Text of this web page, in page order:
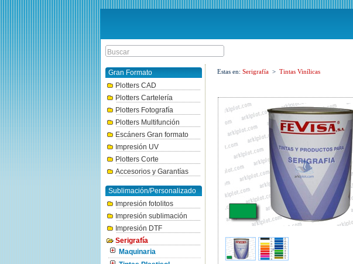
Gran Formato
Plotters CAD
Plotters Cartelería
Plotters Fotografía
Plotters Multifunción
Escáners Gran formato
Impresión UV
Plotters Corte
Accesorios y Garantías
Sublimación/Personalizado
Impresión fotolitos
Impresión sublimación
Impresión DTF
Serigrafía
Maquinaria
Estas en: Serigrafía > Tintas Vinílicas